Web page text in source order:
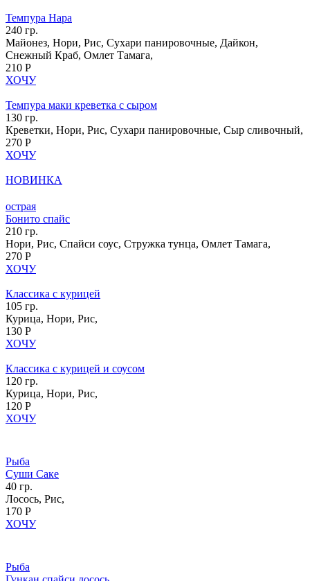
Темпура Нара
240 гр.
Майонез, Нори, Рис, Сухари панировочные, Дайкон,
Снежный Краб, Омлет Тамага,
210 Р
ХОЧУ
Темпура маки креветка с сыром
130 гр.
Креветки, Нори, Рис, Сухари панировочные, Сыр сливочный,
270 Р
ХОЧУ
НОВИНКА
острая
Бонито спайс
210 гр.
Нори, Рис, Спайси соус, Стружка тунца, Омлет Тамага,
270 Р
ХОЧУ
Классика с курицей
105 гр.
Курица, Нори, Рис,
130 Р
ХОЧУ
Классика с курицей и соусом
120 гр.
Курица, Нори, Рис,
120 Р
ХОЧУ
Рыба
Суши Саке
40 гр.
Лосось, Рис,
170 Р
ХОЧУ
Рыба